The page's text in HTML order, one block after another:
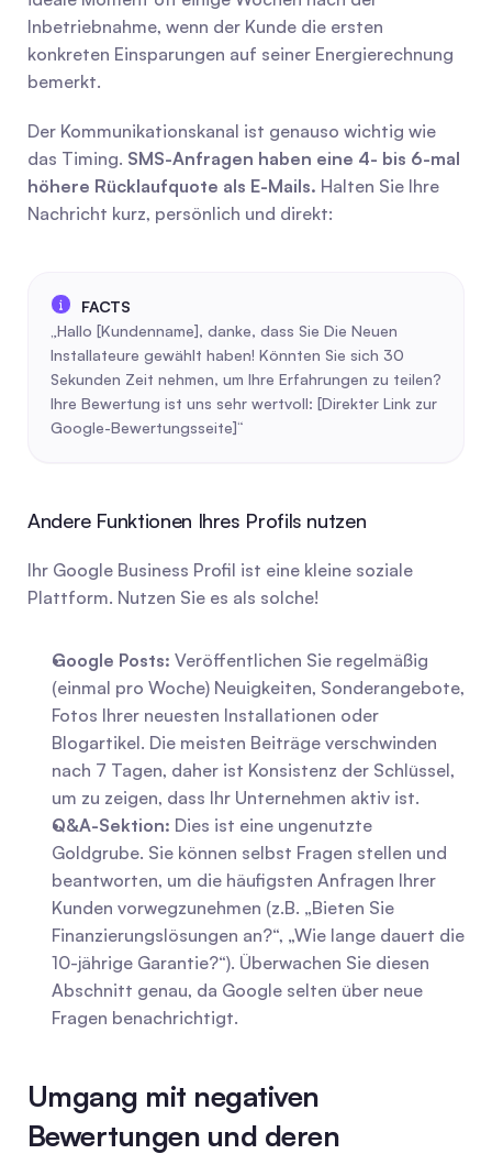
Inbetriebnahme, wenn der Kunde die ersten
konkreten Einsparungen auf seiner Energierechnung
bemerkt.
Der Kommunikationskanal ist genauso wichtig wie
das Timing. SMS-Anfragen haben eine 4- bis 6-mal
höhere Rücklaufquote als E-Mails. Halten Sie Ihre
Nachricht kurz, persönlich und direkt:
„Hallo [Kundenname], danke, dass Sie Die Neuen
Installateure gewählt haben! Könnten Sie sich 30
Sekunden Zeit nehmen, um Ihre Erfahrungen zu teilen?
Ihre Bewertung ist uns sehr wertvoll: [Direkter Link zur
Google-Bewertungsseite]“
Andere Funktionen Ihres Profils nutzen
Ihr Google Business Profil ist eine kleine soziale
Plattform. Nutzen Sie es als solche!
Google Posts: Veröffentlichen Sie regelmäßig
(einmal pro Woche) Neuigkeiten, Sonderangebote,
Fotos Ihrer neuesten Installationen oder
Blogartikel. Die meisten Beiträge verschwinden
nach 7 Tagen, daher ist Konsistenz der Schlüssel,
um zu zeigen, dass Ihr Unternehmen aktiv ist.
Q&A-Sektion: Dies ist eine ungenutzte
Goldgrube. Sie können selbst Fragen stellen und
beantworten, um die häufigsten Anfragen Ihrer
Kunden vorwegzunehmen (z.B. „Bieten Sie
Finanzierungslösungen an?“, „Wie lange dauert die
10-jährige Garantie?“). Überwachen Sie diesen
Abschnitt genau, da Google selten über neue
Fragen benachrichtigt.
Umgang mit negativen
Bewertungen und deren